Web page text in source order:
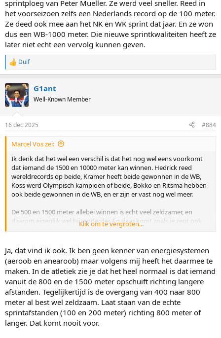
sprintploeg van Peter Mueller. Ze werd veel sneller. Reed in
het voorseizoen zelfs een Nederlands record op de 100 meter.
Ze deed ook mee aan het NK en WK sprint dat jaar. En ze won
dus een WB-1000 meter. Die nieuwe sprintkwaliteiten heeft ze
later niet echt een vervolg kunnen geven.
R
e
c
t
i
s
:
Duif
G1ant
Well-Known Member
16 dec 2025 #884
Marcel Vos zei:
Ik denk dat het wel een verschil is dat het nog wel eens voorkomt
dat iemand de 1500 en 10000 meter kan winnen. Hedrick reed
wereldrecords op beide, Kramer heeft beide gewonnen in de WB,
Koss werd Olympisch kampioen of beide, Bokko en Ritsma hebben
ook beide gewonnen in de WB, en er zijn er vast nog wel meer.
De 500 en 1500 meter allebei winnen is echt veel zeldzamer, en
daarom eigenlijk wel bijzonderder. En daar komt zoals je zegt ook
nog eens bij dat ie niet alleen wint maar op alle drie de afstanden
Klik om te vergroten...
Ja, dat vind ik ook. Ik ben geen kenner van energiesystemen
(aeroob en anearoob) maar volgens mij heeft het daarmee te
maken. In de atletiek zie je dat het heel normaal is dat iemand
vanuit de 800 en de 1500 meter opschuift richting langere
afstanden. Tegelijkertijd is de overgang van 400 naar 800
meter al best wel zeldzaam. Laat staan van de echte
sprintafstanden (100 en 200 meter) richting 800 meter of
langer. Dat komt nooit voor.